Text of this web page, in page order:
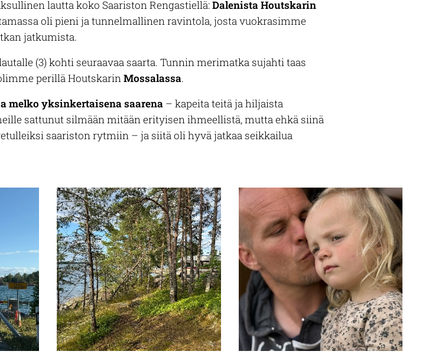
lautta koko Saariston Rengastiellä:Dalenista Houtskarin
oli pieni ja tunnelmallinen ravintola, josta vuokrasimme
jatkumista.
(3) kohti seuraavaa saarta. Tunnin merimatka sujahti taas
perillä Houtskarin Mossalassa.
melko yksinkertaisena saarena – kapeita teitä ja hiljaista
sattunut silmään mitään erityisen ihmeellistä, mutta ehkä siinä
saariston rytmiin – ja siitä oli hyvä jatkaa seikkailua